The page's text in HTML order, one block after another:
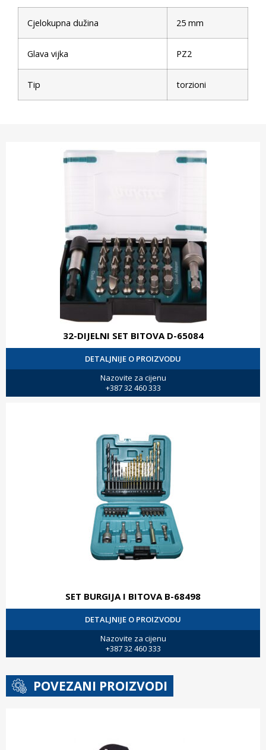
Cjelokupna dužina 25 mm
Glava vijka PZ2
Tip torzioni
32-DIJELNI SET BITOVA D-65084
DETALJNIJE O PROIZVODU
Nazovite za cijenu
+387 32 460 333
SET BURGIJA I BITOVA B-68498
DETALJNIJE O PROIZVODU
Nazovite za cijenu
+387 32 460 333
POVEZANI PROIZVODI